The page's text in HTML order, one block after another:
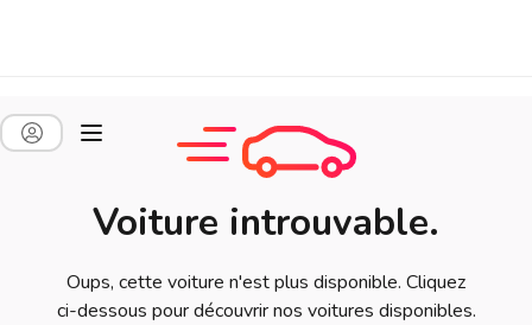
Voiture introuvable.
Oups, cette voiture n'est plus disponible. Cliquez
ci-dessous pour découvrir nos voitures disponibles.